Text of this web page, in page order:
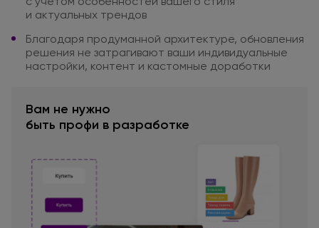
и актуальных трендов
Благодаря продуманной архитектуре, обновления
решения не затрагивают ваши индивидуальные
настройки, контент и кастомные доработки
Вам не нужно
быть профи в разработке